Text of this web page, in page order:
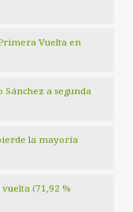
Vuelta en
a segunda
la mayoría
(71,92 %